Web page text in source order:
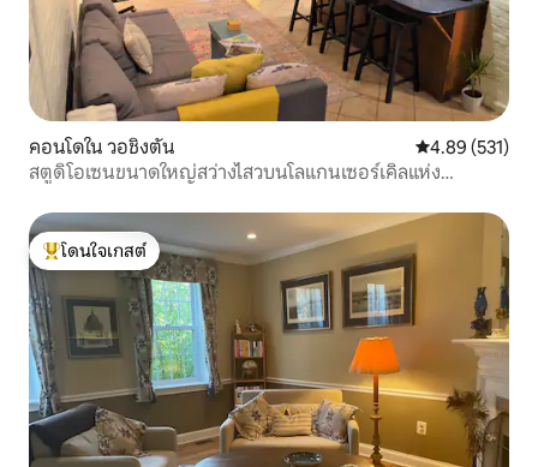
คอนโดใน วอชิงตัน คะแนนเฉลี่ย
4.89 (531)
สตูดิโอเซนขนาดใหญ่สว่างไสวบนโลแกนเซอร์เคิลแห่ง
โดนใจเกสต์ที่สุด
โดนใจเกสต์